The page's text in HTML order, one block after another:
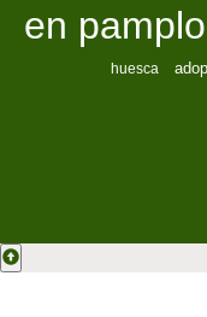
en
huesca